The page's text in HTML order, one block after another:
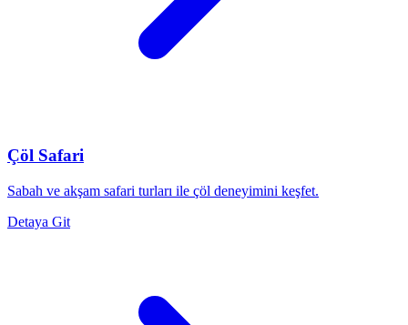
Çöl Safari
Sabah ve akşam safari turları ile çöl deneyimini keşfet.
Detaya Git